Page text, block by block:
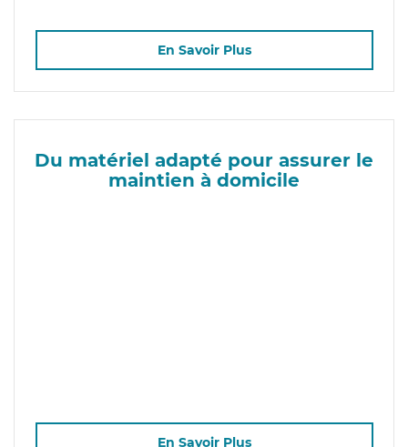
En Savoir Plus
Du matériel adapté pour assurer le
maintien à domicile
En Savoir Plus